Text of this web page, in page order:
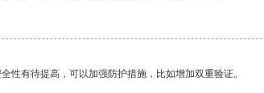
性有待提高，可以加强防护措施，比如增加双重验证。